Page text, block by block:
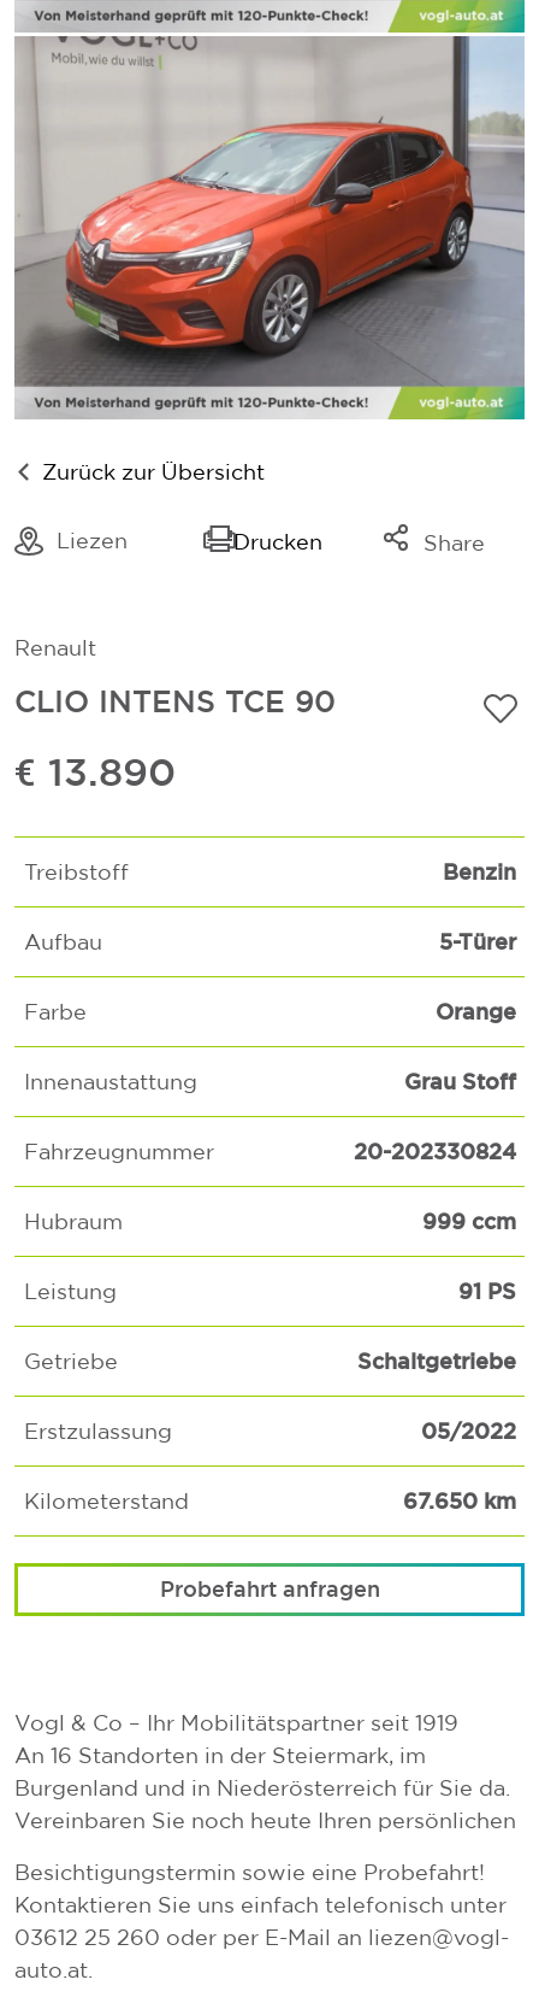
Zurück zur Übersicht
Liezen Drucken Share
Renault
CLIO INTENS TCE 90
€ 13.890
Treibstoff Benzin
Aufbau 5-Türer
Farbe Orange
Innenaustattung Grau Stoff
Fahrzeugnummer 20-202330824
Hubraum 999 ccm
Leistung 91 PS
Getriebe Schaltgetriebe
Erstzulassung 05/2022
Kilometerstand 67.650 km
Probefahrt anfragen
Vogl & Co – Ihr Mobilitätspartner seit 1919
An 16 Standorten in der Steiermark, im
Burgenland und in Niederösterreich für Sie da.
Vereinbaren Sie noch heute Ihren persönlichen
Besichtigungstermin sowie eine Probefahrt!
Kontaktieren Sie uns einfach telefonisch unter
03612 25 260 oder per E-Mail an liezen@vogl-
auto.at.